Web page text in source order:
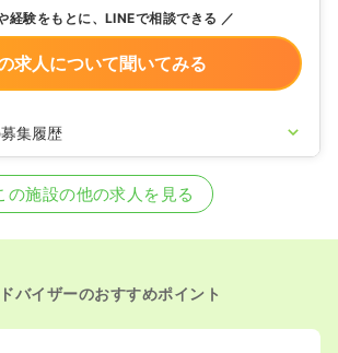
経験をもとに、LINEで相談できる
求人について聞いてみる
集履歴
看護師の募集を休止
看護師の募集を開始
看護師の募集を開始
の施設の他の求人を見る
バイザーのおすすめポイント